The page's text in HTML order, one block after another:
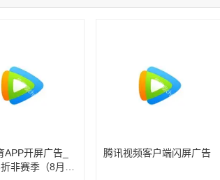
联系了该媒体所在商家
联系了该媒体所在商家
APP开屏广告_
非赛季（8月9
腾讯视频客户端闪屏广告